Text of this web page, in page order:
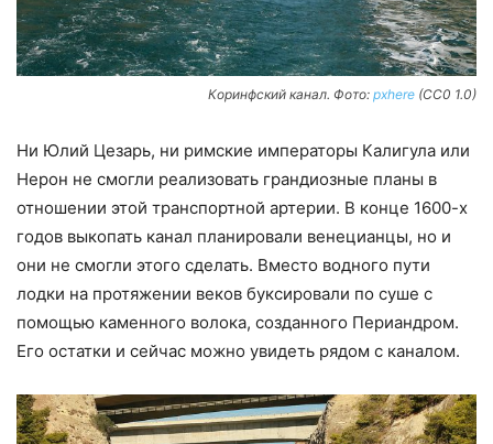
Коринфский канал. Фото: pxhere (CC0 1.0)
Ни Юлий Цезарь, ни римские императоры Калигула или
Нерон не смогли реализовать грандиозные планы в
отношении этой транспортной артерии. В конце 1600-х
годов выкопать канал планировали венецианцы, но и
они не смогли этого сделать. Вместо водного пути
лодки на протяжении веков буксировали по суше с
помощью каменного волока, созданного Периандром.
Его остатки и сейчас можно увидеть рядом с каналом.